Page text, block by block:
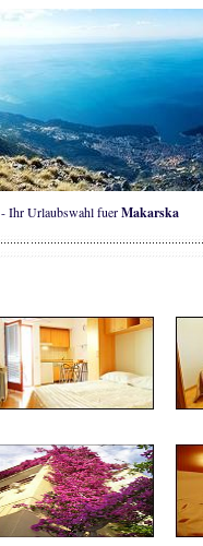
- Ihr Urlaubswahl fuerMakarska